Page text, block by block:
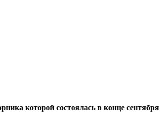
которой состоялась в конце сентября